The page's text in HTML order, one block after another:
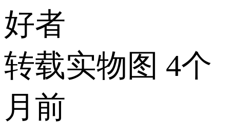
好者
转载实物图 4个
月前